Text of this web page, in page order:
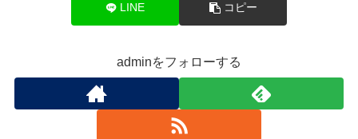
LINE コピー
adminをフォローする